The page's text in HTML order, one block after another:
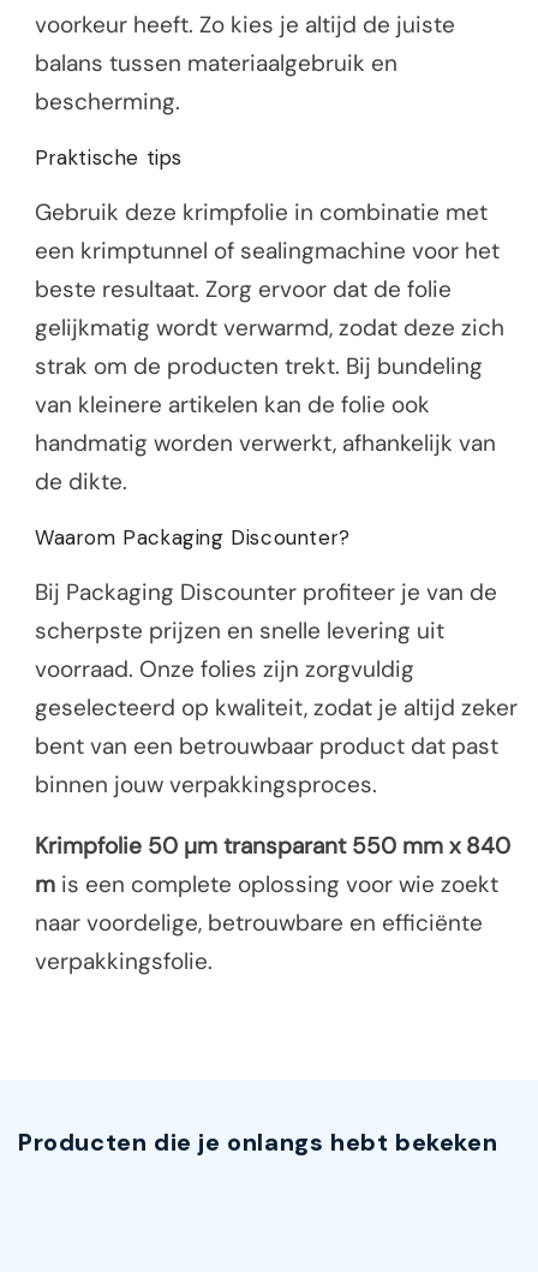
voorkeur heeft. Zo kies je altijd de juiste
balans tussen materiaalgebruik en
bescherming.
Praktische tips
Gebruik deze krimpfolie in combinatie met
een krimptunnel of sealingmachine voor het
beste resultaat. Zorg ervoor dat de folie
gelijkmatig wordt verwarmd, zodat deze zich
strak om de producten trekt. Bij bundeling
van kleinere artikelen kan de folie ook
handmatig worden verwerkt, afhankelijk van
de dikte.
Waarom Packaging Discounter?
Bij Packaging Discounter profiteer je van de
scherpste prijzen en snelle levering uit
voorraad. Onze folies zijn zorgvuldig
geselecteerd op kwaliteit, zodat je altijd zeker
bent van een betrouwbaar product dat past
binnen jouw verpakkingsproces.
Krimpfolie 50 µm transparant 550 mm x 840
m is een complete oplossing voor wie zoekt
naar voordelige, betrouwbare en efficiënte
verpakkingsfolie.
Producten die je onlangs hebt bekeken